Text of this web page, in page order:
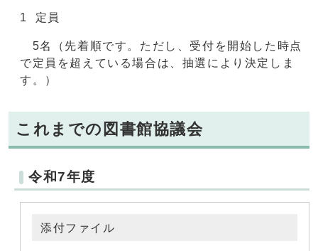
1 定員
5名（先着順です。ただし、受付を開始した時点
で定員を超えている場合は、抽選により決定しま
す。）
これまでの図書館協議会
令和7年度
添付ファイル